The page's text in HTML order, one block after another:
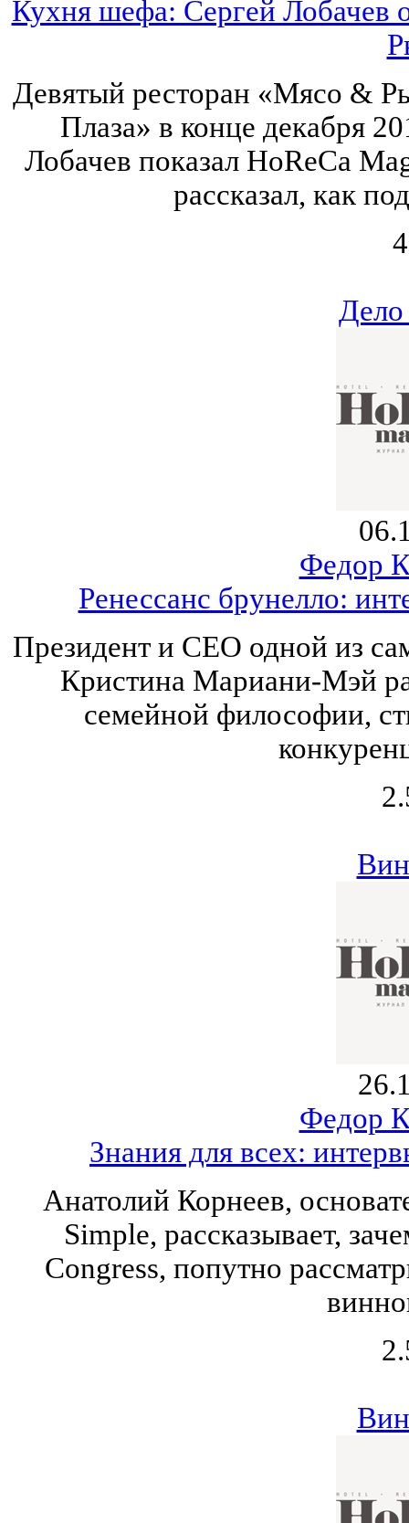
Кухня шефа: Сергей Лобачев
Девятый ресторан «Мясо &
Плаза» в конце декабря
Лобачев показал HoReCa
рассказал, как
Дело
Федор
Ренессанс брунелло:
Президент и CEO одной из
Кристина Мариани-Мэй
семейной философии,
Федор
Знания для всех:
Анатолий Корнеев,
Simple, рассказывает,
Congress, попутно